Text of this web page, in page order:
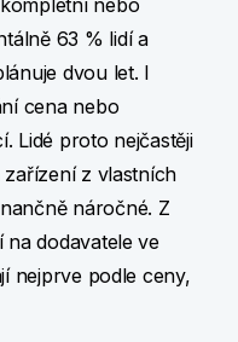
nebo
63 % lidí a
dvou let. I
cena nebo
Lidé proto nejčastěji
z vlastních
náročné. Z
dodavatele ve
nejprve podle ceny,